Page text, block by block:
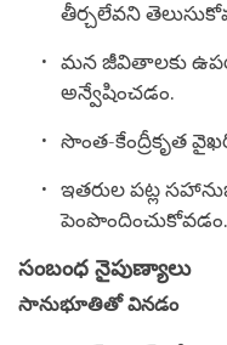
తీర్చలేవని
మన జీవితాలకు
అన్వేషించడం.
సొంత-కేంద్రీకృత
ఇతరుల పట్ల
పెంపొందించుకోవడం.
సంబంధ నైపుణ్యాలు
సానుభూతితో వినడం